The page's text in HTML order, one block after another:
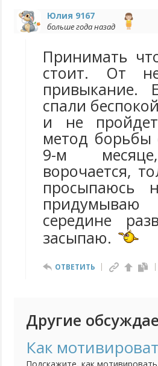
Юлия 9167
больше года назад
Принимать
стоит. От
привыкание.
спали
и не
метод борьбы
9-м
ворочается,
середине
засыпаю.
ОТВЕТИТЬ
Другие
Как